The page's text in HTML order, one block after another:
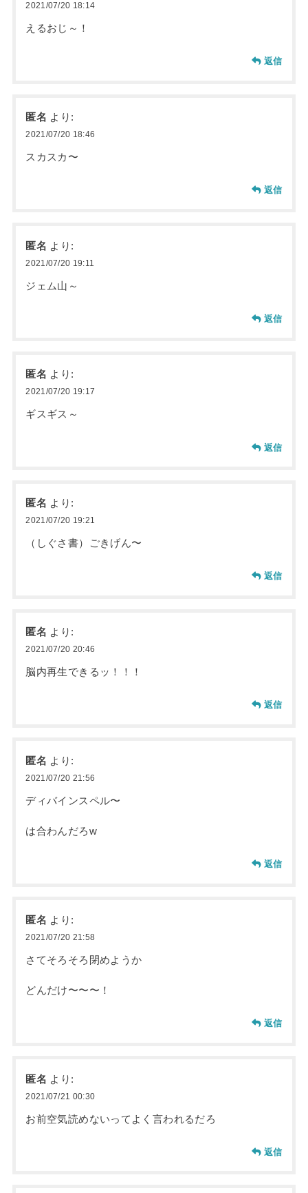
2021/07/20 18:14
えるおじ～！
返信
匿名 より:
2021/07/20 18:46
スカスカ〜
返信
匿名 より:
2021/07/20 19:11
ジェム山～
返信
匿名 より:
2021/07/20 19:17
ギスギス～
返信
匿名 より:
2021/07/20 19:21
（しぐさ書）ごきげん〜
返信
匿名 より:
2021/07/20 20:46
脳内再生できるッ！！！
返信
匿名 より:
2021/07/20 21:56
ディバインスペル〜
は合わんだろw
返信
匿名 より:
2021/07/20 21:58
さてそろそろ閉めようか
どんだけ〜〜〜！
返信
匿名 より:
2021/07/21 00:30
お前空気読めないってよく言われるだろ
返信